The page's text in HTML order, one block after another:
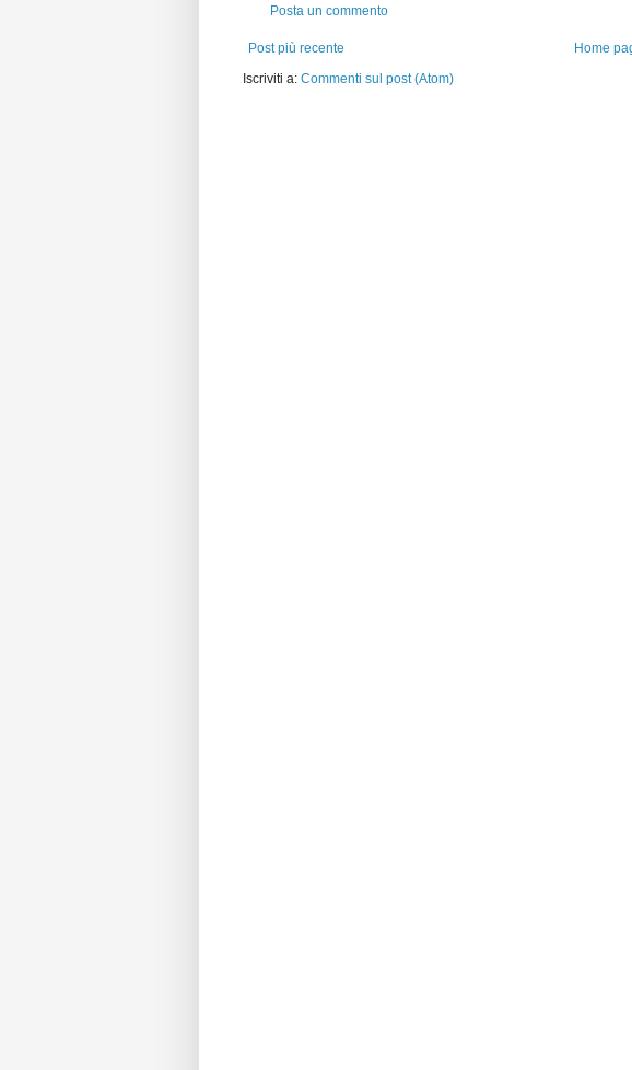
Posta un commento
Post più recente
Home
Iscriviti a: Commenti sul post (Atom)